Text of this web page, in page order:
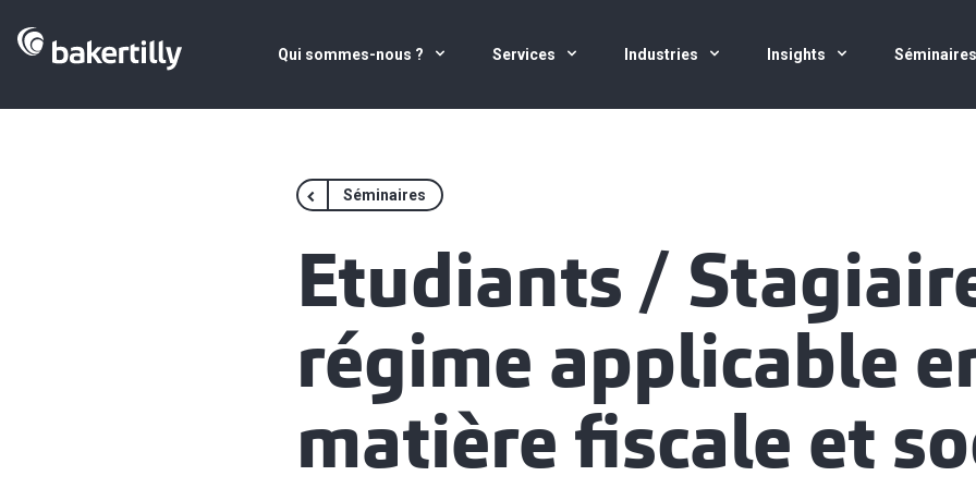
Qui sommes-nous ? Services Industries Insights Séminaires
Séminaires
Etudiants /
régime applicable
matière fiscale et